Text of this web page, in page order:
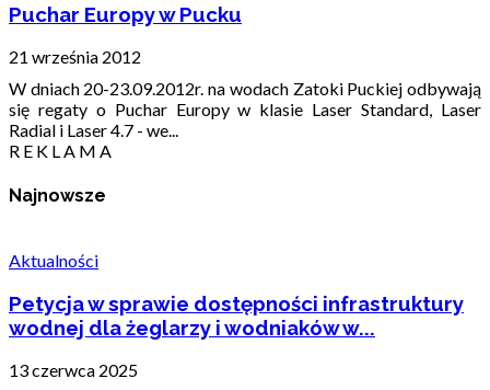
Puchar Europy w Pucku
21 września 2012
W dniach 20-23.09.2012r. na wodach Zatoki Puckiej odbywają
się regaty o Puchar Europy w klasie Laser Standard, Laser
Radial i Laser 4.7 - we...
R E K L A M A
Najnowsze
Aktualności
Petycja w sprawie dostępności infrastruktury
wodnej dla żeglarzy i wodniaków w...
13 czerwca 2025